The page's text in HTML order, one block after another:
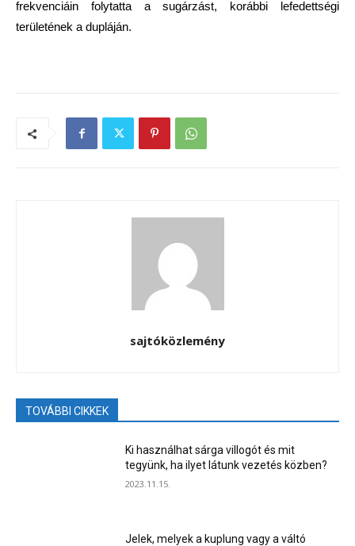
frekvenciáin folytatta a sugárzást, korábbi lefedettségi
területének a dupláján.
sajtóközlemény
TOVÁBBI CIKKEK
Ki használhat sárga villogót és mit
tegyünk, ha ilyet látunk vezetés közben?
2023.11.15.
Jelek, melyek a kuplung vagy a váltó